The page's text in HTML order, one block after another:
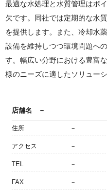
最適な水処理と水質管理はボ
欠です。同社では定期的な水
を提供します。また、冷却水
設備を維持しつつ環境問題へ
す。幅広い分野における豊富
様のニーズに適したソリュー
店舗名 －
住所 －
アクセス －
TEL －
FAX －